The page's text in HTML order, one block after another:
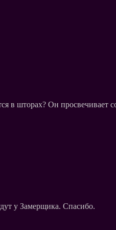
в шторах? Он
у Замерщика. Спасибо.